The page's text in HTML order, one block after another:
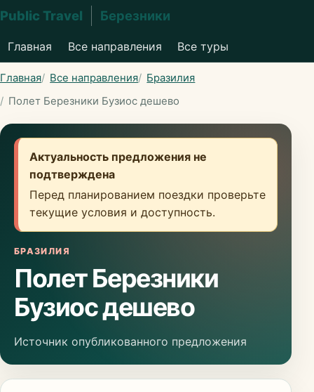
Public Travel Березники
Главная Все направления Все туры
Главная Все направления
Бразилия
Полет Березники Бузиос дешево
Актуальность предложения не
подтверждена
Перед планированием поездки проверьте
текущие условия и доступность.
БРАЗИЛИЯ
Полет Березники
Бузиос дешево
Источник опубликованного предложения